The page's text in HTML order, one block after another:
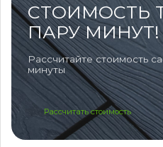
СТОИМОСТЬ
ПАРУ МИНУТ!
Рассчитайте стоимость
минуты
Рассчитать стоимость